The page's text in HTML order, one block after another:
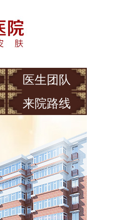
医生团队
来院路线